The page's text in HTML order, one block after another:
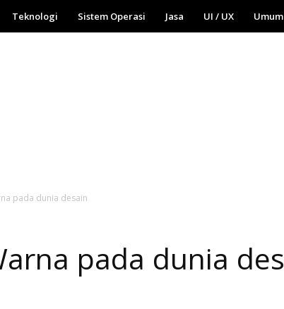
Teknologi Sistem Operasi Jasa UI / UX Umum
pada dunia desain
pada dunia